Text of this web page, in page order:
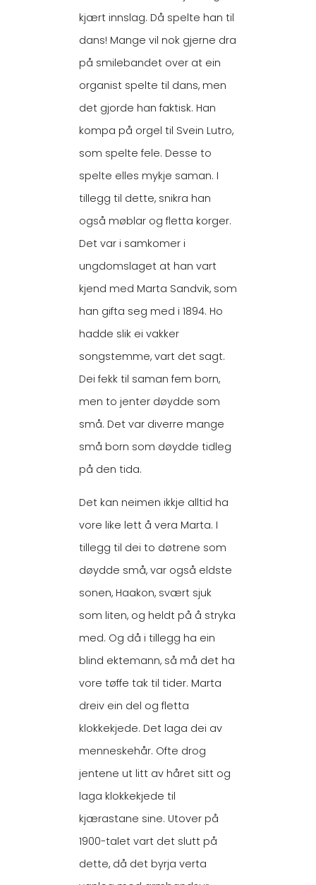
kjært innslag. Då spelte han til
dans! Mange vil nok gjerne dra
på smilebandet over at ein
organist spelte til dans, men
det gjorde han faktisk. Han
kompa på orgel til Svein Lutro,
som spelte fele. Desse to
spelte elles mykje saman. I
tillegg til dette, snikra han
også møblar og fletta korger.
Det var i samkomer i
ungdomslaget at han vart
kjend med Marta Sandvik, som
han gifta seg med i 1894. Ho
hadde slik ei vakker
songstemme, vart det sagt.
Dei fekk til saman fem born,
men to jenter døydde som
små. Det var diverre mange
små born som døydde tidleg
på den tida.
Det kan neimen ikkje alltid ha
vore like lett å vera Marta. I
tillegg til dei to døtrene som
døydde små, var også eldste
sonen, Haakon, svært sjuk
som liten, og heldt på å stryka
med. Og då i tillegg ha ein
blind ektemann, så må det ha
vore tøffe tak til tider. Marta
dreiv ein del og fletta
klokkekjede. Det laga dei av
menneskehår. Ofte drog
jentene ut litt av håret sitt og
laga klokkekjede til
kjærastane sine. Utover på
1900-talet vart det slutt på
dette, då det byrja verta